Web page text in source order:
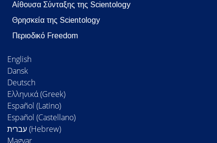
Αίθουσα Σύνταξης της Scientology
Θρησκεία της Scientology
Περιοδικό Freedom
English
Dansk
Deutsch
Ελληνικά (Greek)
Español (Latino)
Español (Castellano)
Magyar